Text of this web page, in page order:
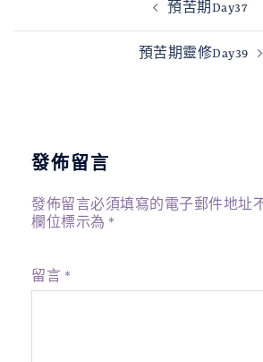
導
預苦期Day37
預苦期靈修Day39
發佈留言
發佈留言必須填寫的電子郵件地址
欄位標示為 *
留言 *